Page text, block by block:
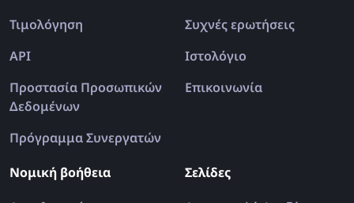
Τιμολόγηση
API
Προστασία Προσωπικών
Δεδομένων
Πρόγραμμα Συνεργατών
Συχνές ερωτήσεις
Ιστολόγιο
Επικοινωνία
Νομική βοήθεια
Σελίδες